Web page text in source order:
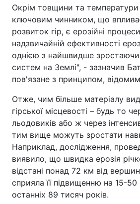
Окрім товщини та температури
ключовим чинником, що
розвиток гір, є ерозійні
надзвичайній ефективності
однією з найшвидше
систем на Землі", - зазначив
пов'язане з принципом, відомим
Отже, чим більше матеріалу
гірської місцевості – будь то
льодовиків або ж через
тим вище можуть зростати
Наприклад, дослідження,
виявило, що швидка ерозія
відстані понад 72 км від
сприяла її підвищенню на 15-
останніх 89 тисяч років.